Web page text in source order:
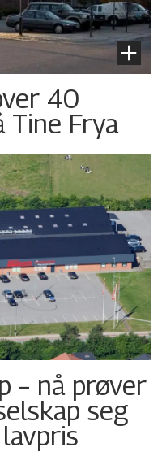
40
Tine Frya
– nå prøver
seg